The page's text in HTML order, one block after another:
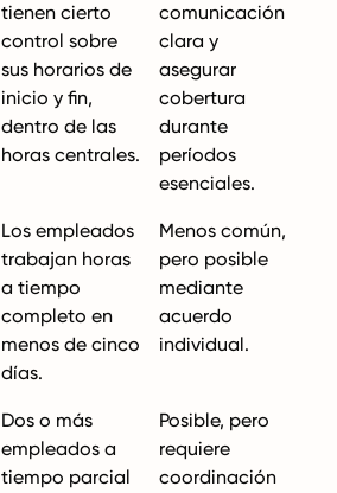
tienen cierto
control sobre
sus horarios de
inicio y fin,
dentro de las
horas centrales.
comunicación
clara y
asegurar
cobertura
durante
períodos
esenciales.
Los empleados
trabajan horas
a tiempo
completo en
menos de cinco
días.
Menos común,
pero posible
mediante
acuerdo
individual.
Dos o más
empleados a
tiempo parcial
Posible, pero
requiere
coordinación